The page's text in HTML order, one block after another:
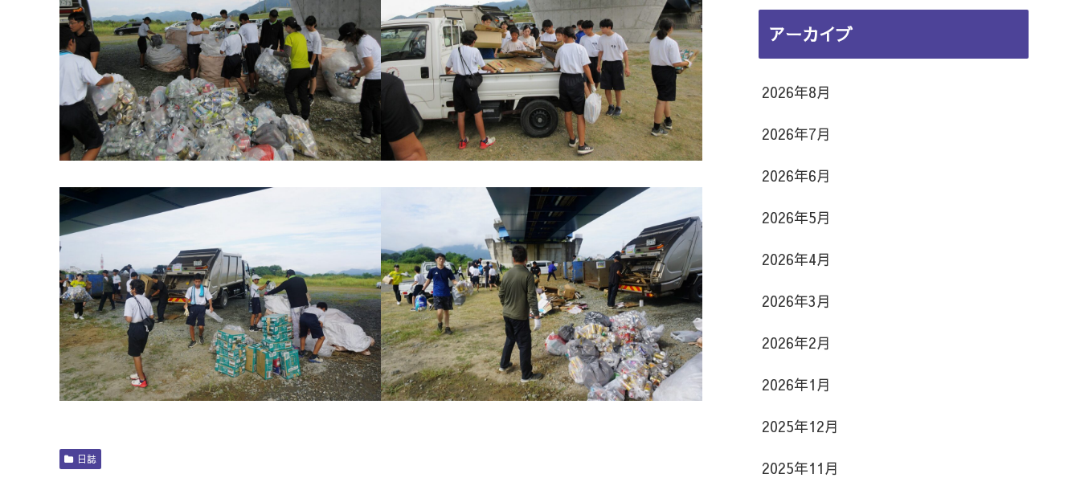
日誌
日
日
日
日
日
日
日
16
日
17
日
18
19
20
21
22
月
23
月
24
月
月
月
月
月
8
月
8
月
アーカイブ
2026年8月
2026年7月
2026年6月
2026年5月
2026年4月
2026年3月
2026年2月
2026年1月
2025年12月
2025年11月